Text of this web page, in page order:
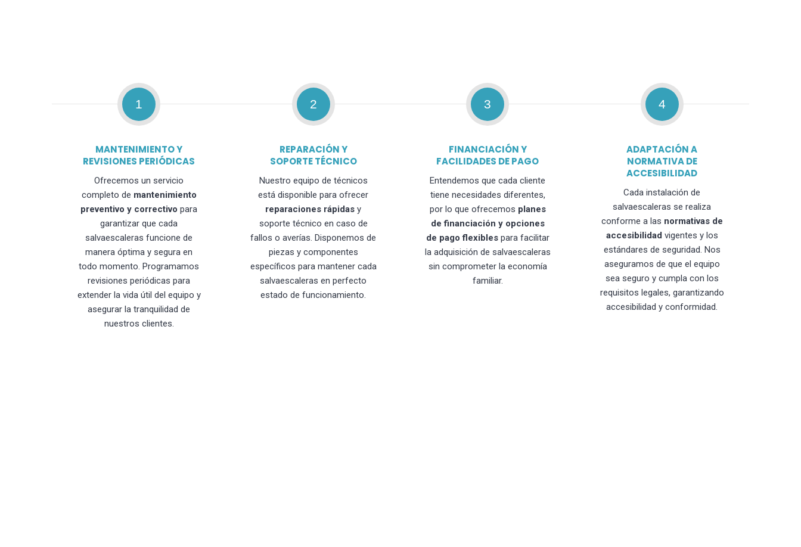
1
MANTENIMIENTO Y
REVISIONES PERIÓDICAS
Ofrecemos un servicio
completo de mantenimiento
preventivo y correctivo para
garantizar que cada
salvaescaleras funcione de
manera óptima y segura en
todo momento. Programamos
revisiones periódicas para
extender la vida útil del equipo y
asegurar la tranquilidad de
nuestros clientes.
2
REPARACIÓN Y
SOPORTE TÉCNICO
Nuestro equipo de técnicos
está disponible para ofrecer
reparaciones rápidas y
soporte técnico en caso de
fallos o averías. Disponemos de
piezas y componentes
específicos para mantener cada
salvaescaleras en perfecto
estado de funcionamiento.
3
FINANCIACIÓN Y
FACILIDADES DE PAGO
Entendemos que cada cliente
tiene necesidades diferentes,
por lo que ofrecemos planes
de financiación y opciones
de pago flexiblespara facilitar
la adquisición de salvaescaleras
sin comprometer la economía
familiar.
4
ADAPTACIÓN A
NORMATIVA DE
ACCESIBILIDAD
Cada instalación de
salvaescaleras se realiza
conforme a las normativas de
accesibilidad vigentes y los
estándares de seguridad. Nos
aseguramos de que el equipo
sea seguro y cumpla con los
requisitos legales, garantizando
accesibilidad y conformidad.